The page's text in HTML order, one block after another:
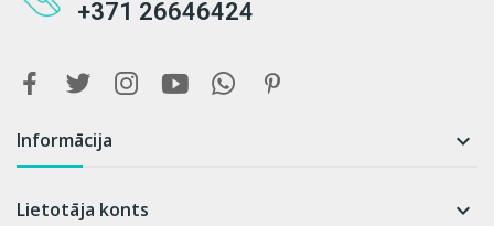
+371 26646424
Informācija 
Lietotāja konts 